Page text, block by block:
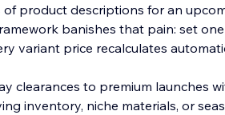
product descriptions for an
banishes that pain: set
variant price recalculates
clearances to premium launches
inventory, niche materials, or